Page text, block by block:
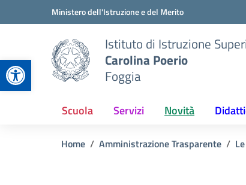
Apri la barra degli strumenti
Vai ai contenuti
Vai al menu di navigazioneMinistero dell'Istruzione e del Merito
Istituto di Istruzione
Carolina Poerio
Foggia
Scuola Servizi Novità
Home Amministrazione Trasparente